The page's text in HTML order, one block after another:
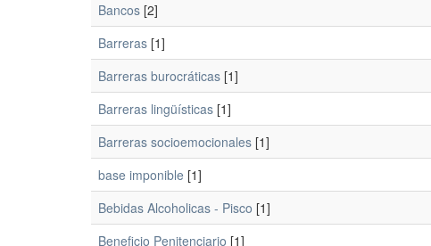
Bancos [2]
Barreras [1]
Barreras burocráticas [1]
Barreras lingüísticas [1]
Barreras socioemocionales [1]
base imponible [1]
Bebidas Alcoholicas - Pisco [1]
Beneficio Penitenciario [1]